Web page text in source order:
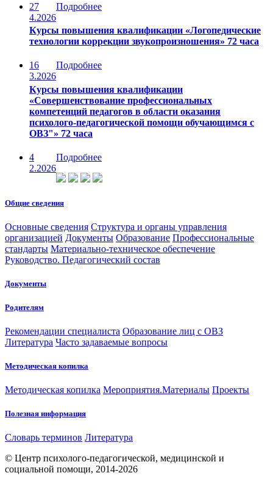
27
4.2026
Подробнее
Курсы повышения квалификации «Логопедические
технологии коррекции звукопроизношения» 72 часа
16
3.2026
Подробнее
Курсы повышения квалификации
«Совершенствование профессиональных
компетенций педагогов в области оказания
психолого-педагогической помощи обучающимся с
ОВЗ"» 72 часа
4
2.2026
Подробнее
Общие сведения
Основные сведения Структура и органы управления
организацией Документы Образование Профессиональные
стандарты Материально-техническое обеспечение
Руководство. Педагогический состав
Документы
Родителям
Рекомендации специалиста Образование лиц с ОВЗ
Литература Часто задаваемые вопросы
Методическая копилка
Методическая копилка Мероприятия.Материалы Проекты
Полезная информация
Словарь терминов Литература
© Центр психолого-педагогической, медицинской и
социальной помощи, 2014-2026